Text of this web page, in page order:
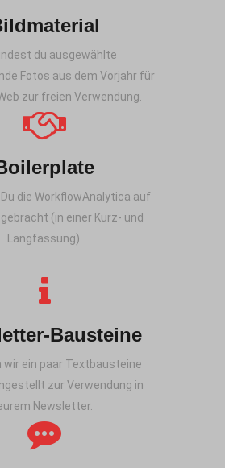
du ausgewählte
Fotos aus dem Vorjahr für
zur freien Verwendung.
die WorkflowAnalytica auf
(in einer Kurz- und
Langfassung).
Bausteine
wir ein paar Textbausteine
zur Verwendung in
Newsletter.